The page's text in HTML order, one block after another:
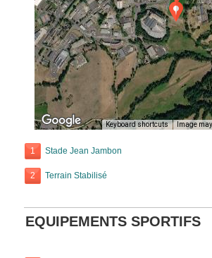
Keyboard shortcuts Image
1 Stade Jean Jambon
2 Terrain Stabilisé
EQUIPEMENTS SPORTIFS